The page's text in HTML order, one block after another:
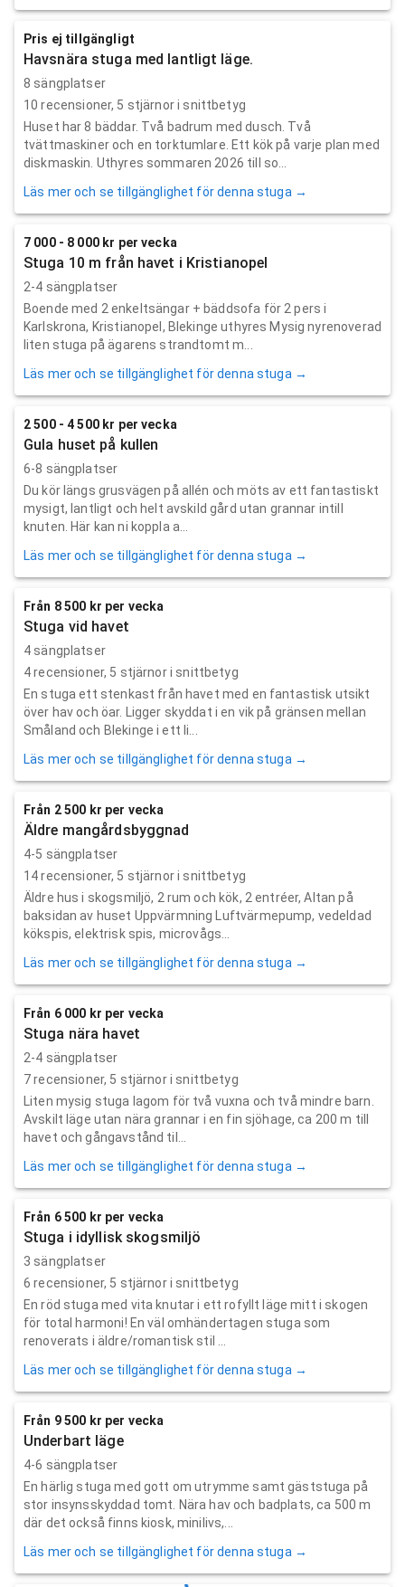
Pris ej tillgängligt
Havsnära stuga med lantligt läge.
8 sängplatser
10 recensioner, 5 stjärnor i snittbetyg
Huset har 8 bäddar. Två badrum med dusch. Två
tvättmaskiner och en torktumlare. Ett kök på varje plan med
diskmaskin. Uthyres sommaren 2026 till so...
Läs mer och se tillgänglighet för denna stuga →
7 000 - 8 000 kr per vecka
Stuga 10 m från havet i Kristianopel
2-4 sängplatser
Boende med 2 enkeltsängar + bäddsofa för 2 pers i
Karlskrona, Kristianopel, Blekinge uthyres Mysig nyrenoverad
liten stuga på ägarens strandtomt m...
Läs mer och se tillgänglighet för denna stuga →
2 500 - 4 500 kr per vecka
Gula huset på kullen
6-8 sängplatser
Du kör längs grusvägen på allén och möts av ett fantastiskt
mysigt, lantligt och helt avskild gård utan grannar intill
knuten. Här kan ni koppla a...
Läs mer och se tillgänglighet för denna stuga →
Från 8 500 kr per vecka
Stuga vid havet
4 sängplatser
4recensioner, 5 stjärnor i snittbetyg
En stuga ett stenkast från havet med en fantastisk utsikt
över hav och öar. Ligger skyddat i en vik på gränsen mellan
Småland och Blekinge i ett li...
Läs mer och se tillgänglighet för denna stuga →
Från 2 500 kr per vecka
Äldre mangårdsbyggnad
4-5 sängplatser
14recensioner, 5 stjärnor i snittbetyg
Äldre hus i skogsmiljö, 2 rum och kök, 2 entréer, Altan på
baksidan av huset Uppvärmning Luftvärmepump, vedeldad
kökspis, elektrisk spis, microvågs...
Läs mer och se tillgänglighet för denna stuga →
Från 6 000 kr per vecka
Stuga nära havet
2-4 sängplatser
7recensioner, 5 stjärnor i snittbetyg
Liten mysig stuga lagom för två vuxna och två mindre barn.
Avskilt läge utan nära grannar i en fin sjöhage, ca 200 m till
havet och gångavstånd til...
Läs mer och se tillgänglighet för denna stuga →
Från 6 500 kr per vecka
Stuga i idyllisk skogsmiljö
3 sängplatser
6 recensioner, 5 stjärnor i snittbetyg
En röd stuga med vita knutar i ett rofyllt läge mitt i skogen
för total harmoni! En väl omhändertagen stuga som
renoverats i äldre/romantisk stil ...
Läs mer och se tillgänglighet för denna stuga →
Från 9 500 kr per vecka
Underbart läge
4-6 sängplatser
En härlig stuga med gott om utrymme samt gäststuga på
stor insynsskyddad tomt. Nära hav och badplats, ca 500 m
där det också finns kiosk, minilivs,...
Läs mer och se tillgänglighet för denna stuga →